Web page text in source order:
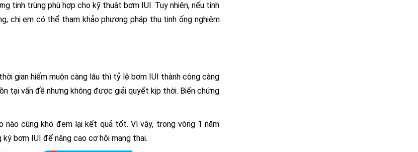
tinh trùng phù hợp cho kỹ thuật bơm IUI. Tuy nhiên, nếu tinh
chị em có thể tham khảo phương pháp thụ tinh ống nghiệm
gian hiếm muộn càng lâu thì tỷ lệ bơm IUI thành công càng
tại vấn đề nhưng không được giải quyết kịp thời. Biến chứng
cũng khó đem lại kết quả tốt. Vì vậy, trong vòng 1 năm
bơm IUI để nâng cao cơ hội mang thai.